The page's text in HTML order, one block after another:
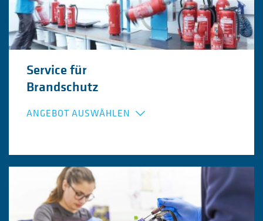
Service für
Brandschutz
ANGEBOT AUSWÄHLEN
Ausstattung mit Feuerlöschern
Inspektion und Wartung Feuerlöscher
Inspektion und Wartung Hydranten